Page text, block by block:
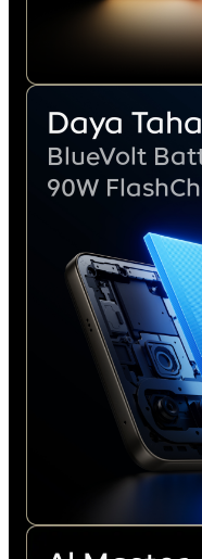
Daya
BlueVolt
90W